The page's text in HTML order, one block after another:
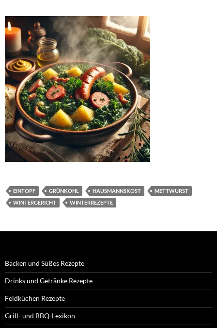
EINTOPF GRÜNKOHL HAUSMANNSKOST
METTWURST
WINTERGERICHT
WINTERREZEPTE
Backen und Süßes Rezepte
Drinks und Getränke Rezepte
Feldküchen Rezepte
Grill- und BBQ-Lexikon